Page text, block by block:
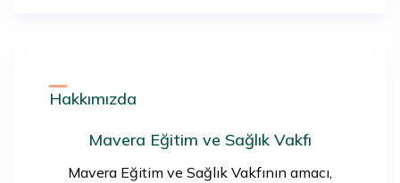
Hakkımızda
Mavera Eğitim ve Sağlık Vakfı
Mavera Eğitim ve Sağlık Vakfının amacı,